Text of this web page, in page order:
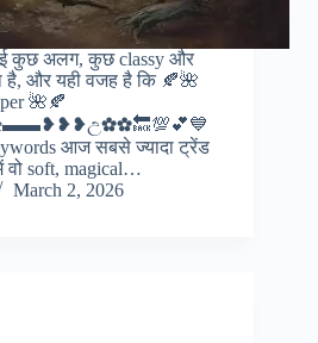
कुछ अलग, कुछ classy और
है, और यही वजह है कि 🍂🌺
🌺🍂
आज सबसे ज्यादा ट्रेंड
soft, magical…
March 2, 2026